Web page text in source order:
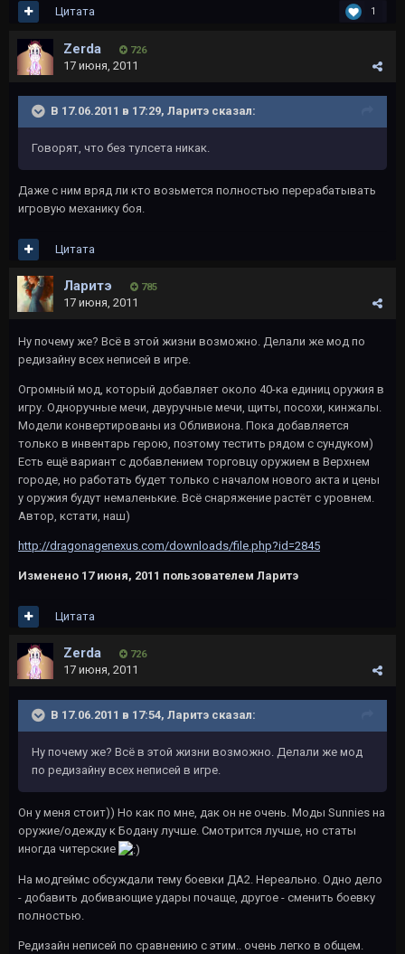
1
Цитата
Zerda 726
17 июня, 2011
В 17.06.2011 в 17:29, Ларитэ сказал:
Говорят, что без тулсета никак.
Даже с ним вряд ли кто возьмется полностью перерабатывать
игровую механику боя.
Цитата
Ларитэ 785
17 июня, 2011
Ну почему же? Всё в этой жизни возможно. Делали же мод по
редизайну всех неписей в игре.
Огромный мод, который добавляет около 40-ка единиц оружия в
игру. Одноручные мечи, двуручные мечи, щиты, посохи, кинжалы.
Модели конвертированы из Обливиона. Пока добавляется
только в инвентарь герою, поэтому тестить рядом с сундуком)
Есть ещё вариант с добавлением торговцу оружием в Верхнем
городе, но работать будет только с началом нового акта и цены
у оружия будут немаленькие. Всё снаряжение растёт с уровнем.
Автор, кстати, наш)
http://dragonagenexus.com/downloads/file.php?id=2845
Изменено 17 июня, 2011 пользователем Ларитэ
Цитата
Zerda 726
17 июня, 2011
В 17.06.2011 в 17:54, Ларитэ сказал:
Ну почему же? Всё в этой жизни возможно. Делали же мод
по редизайну всех неписей в игре.
Он у меня стоит)) Но как по мне, дак он не очень. Моды Sunnies на
оружие/одежду к Бодану лучше. Смотрится лучше, но статы
иногда читерские
На модгеймс обсуждали тему боевки ДА2. Нереально. Одно дело
- добавить добивающие удары почаще, другое - сменить боевку
полностью.
Редизайн неписей по сравнению с этим.. очень легко в общем.